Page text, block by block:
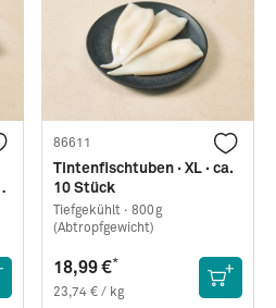
86611
Tintenfischtuben · XL · ca.
10 Stück
Tiefgekühlt · 800g
(Abtropfgewicht)
18,99 €*
23,74 € / kg